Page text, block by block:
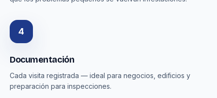
4
Documentación
Cada visita registrada — ideal para negocios, edificios y
preparación para inspecciones.